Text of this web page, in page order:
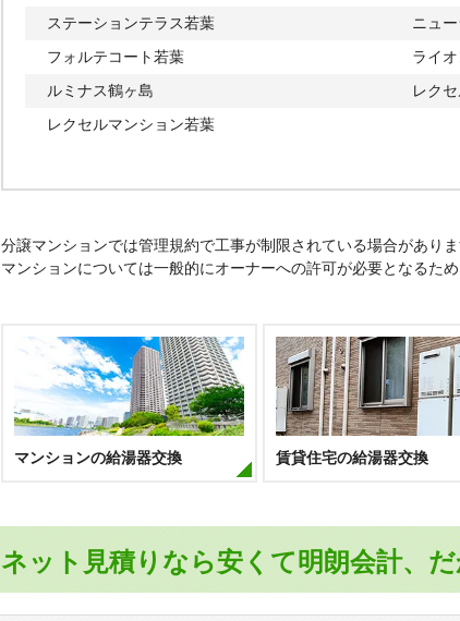
ステーションテラス若葉 ニュ
フォルテコート若葉 ライ
ルミナス鶴ヶ島 レク
レクセルマンション若葉
分譲マンションでは管理規約で工事が制限されている場合があり
マンションについては一般的にオーナーへの許可が必要となるた
マンションの給湯器交換 賃貸住宅の給湯器交換
ネット見積りなら安くて明朗会計、だ